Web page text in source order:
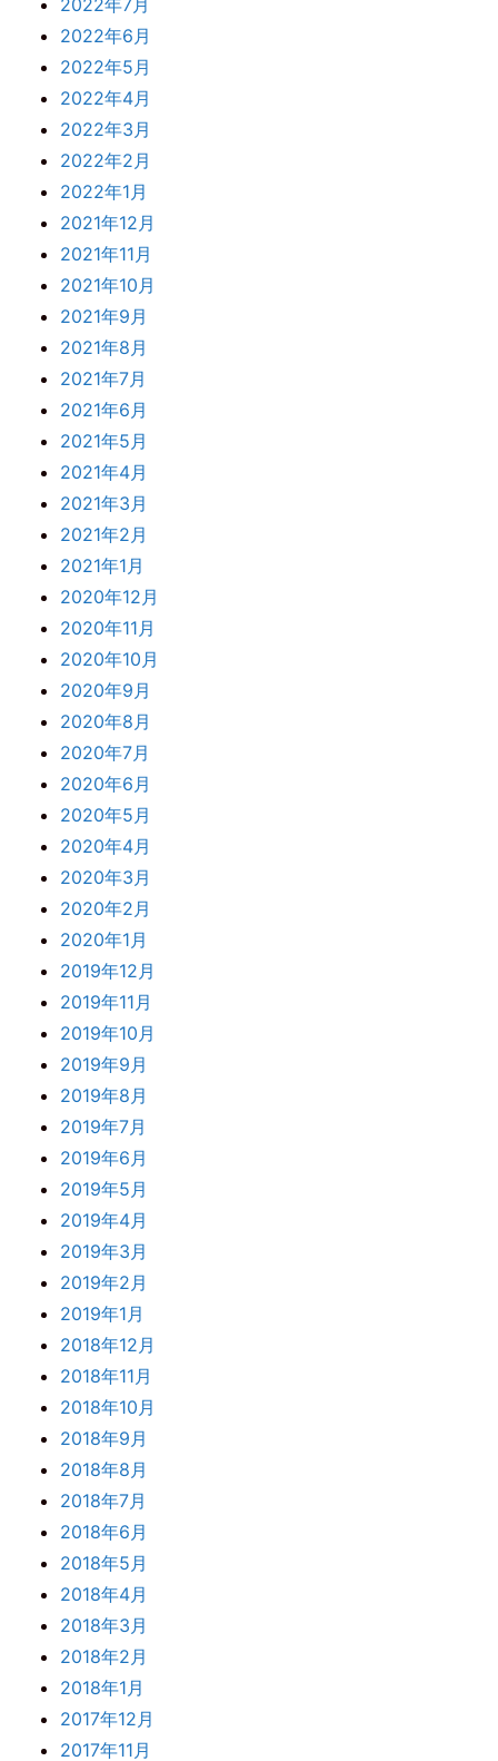
2022年7月
2022年6月
2022年5月
2022年4月
2022年3月
2022年2月
2022年1月
2021年12月
2021年11月
2021年10月
2021年9月
2021年8月
2021年7月
2021年6月
2021年5月
2021年4月
2021年3月
2021年2月
2021年1月
2020年12月
2020年11月
2020年10月
2020年9月
2020年8月
2020年7月
2020年6月
2020年5月
2020年4月
2020年3月
2020年2月
2020年1月
2019年12月
2019年11月
2019年10月
2019年9月
2019年8月
2019年7月
2019年6月
2019年5月
2019年4月
2019年3月
2019年2月
2019年1月
2018年12月
2018年11月
2018年10月
2018年9月
2018年8月
2018年7月
2018年6月
2018年5月
2018年4月
2018年3月
2018年2月
2018年1月
2017年12月
2017年11月